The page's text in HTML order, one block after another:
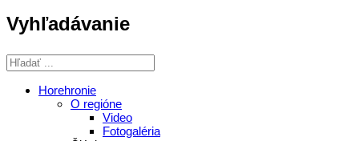
Vyhľadávanie
Horehronie
O regióne
Video
Fotogaléria